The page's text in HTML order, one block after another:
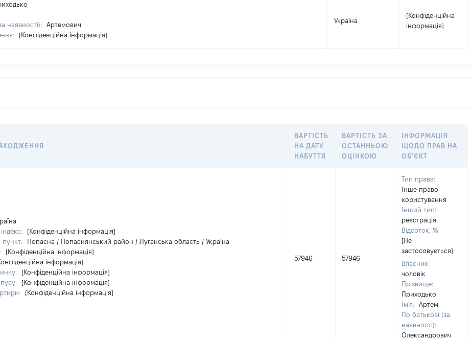
наявності):
Артемович
[Конфіденційна інформація]
Україна
[Конфіденційна
інформація]
ВАРТІСТЬ
НА ДАТУ
НАБУТТЯ
ВАРТІСТЬ ЗА
ОСТАННЬОЮ
ОЦІНКОЮ
ІНФОРМАЦІЯ
ЩОДО ПРАВ НА
ОБ'ЄКТ
[Конфіденційна інформація]
пункт:
Попасна / Попаснянський район / Луганська область / Україна
[Конфіденційна інформація]
інформація]
[Конфіденційна інформація]
[Конфіденційна інформація]
[Конфіденційна інформація]
57946 57946
Тип права:
Інше право
користування
Інший тип:
реєстрація
Відсоток, %:
[Не
застосовується]
Власник:
чоловік
Прізвище:
Приходько
Ім'я:
Артем
По батькові (за
наявності):
Олександрович